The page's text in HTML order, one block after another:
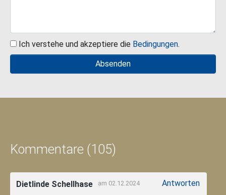
Ich verstehe und akzeptiere die Bedingungen.
Kommentare (105)
Dietlinde Schellhase am 02.12.2024 Antworten